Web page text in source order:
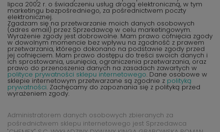
lipca 2002 r. o świadczeniu usług drogą elektroniczną, w tym
marketingu bezpośredniego, za pośrednictwem poczty
elektronicznej.
Zgadzam się na przetwarzanie moich danych osobowych
(adres email) przez Sprzedawcę w celu marketingowym.
Wyrażenie zgody jest dobrowolne. Mam prawo cofnięcia zgody
w dowolnym momencie bez wpływu na zgodność z prawem
przetwarzania, którego dokonano na podstawie zgody przed
jej cofnięciem. Mam prawo dostępu do treści swoich danych i
ich sprostowania, usunięcia, ograniczenia przetwarzania, oraz
prawo do przenoszenia danych na zasadach zawartych w
polityce prywatności sklepu internetowego. Dane osobowe w
sklepie internetowym przetwarzane są zgodnie z polityką
prywatności. Zachęcamy do zapoznania się z polityką przed
wyrażeniem zgody.
Administratorem danych osobowych zbieranych za
pośrednictwem sklepu internetowego jest Sprzedawca